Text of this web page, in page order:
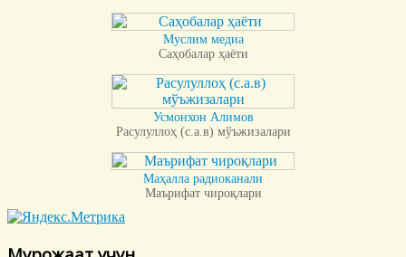
Муслим медиа
Саҳобалар ҳаёти
Усмонхон Алимов
Расулуллоҳ (с.а.в) мўъжизалари
Маҳалла радиоканали
Маърифат чироқлари